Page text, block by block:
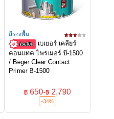
สีรองพื้น
เบเยอร์ เคลียร์
คอนแทค ไพรเมอร์ บี-1500
/ Beger Clear Contact
Primer B-1500
฿ 650-฿ 2,790
-34%